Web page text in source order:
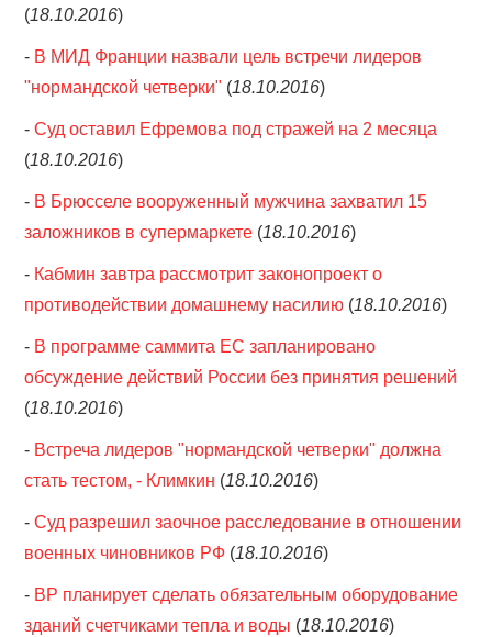
(18.10.2016)
- В МИД Франции назвали цель встречи лидеров
"нормандской четверки" (18.10.2016)
-Суд оставил Ефремова под стражей на 2 месяца
(18.10.2016)
- В Брюсселе вооруженный мужчина захватил 15
заложников в супермаркете (18.10.2016)
- Кабмин завтра рассмотрит законопроект о
противодействии домашнему насилию (18.10.2016)
- В программе саммита ЕС запланировано
обсуждение действий России без принятия решений
(18.10.2016)
- Встреча лидеров "нормандской четверки" должна
стать тестом, - Климкин (18.10.2016)
-Суд разрешил заочное расследование в отношении
военных чиновников РФ (18.10.2016)
- ВР планирует сделать обязательным оборудование
зданий счетчиками тепла и воды (18.10.2016)